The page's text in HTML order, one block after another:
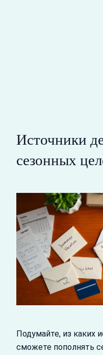
Источники
сезонных
Подумайте, из каких
сможете пополнять